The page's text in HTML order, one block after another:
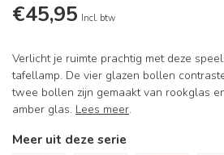
€45,95 Incl. btw
Verlicht je ruimte prachtig met deze
tafellamp. De vier glazen bollen
twee bollen zijn gemaakt van rookglas
amber glas. Lees meer.
Meer uit deze serie